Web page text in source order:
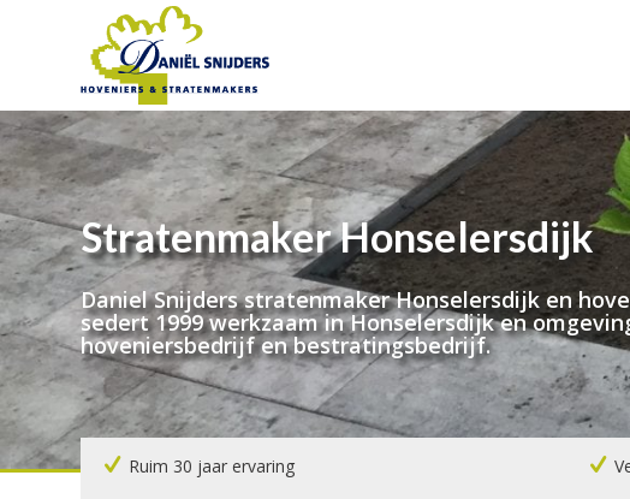
Stratenmaker Honselersdijk
Daniel Snijders stratenmaker Honselersdijk en
sedert 1999 werkzaam in Honselersdijk en
hoveniersbedrijf en bestratingsbedrijf.
Ruim 30 jaar ervaring